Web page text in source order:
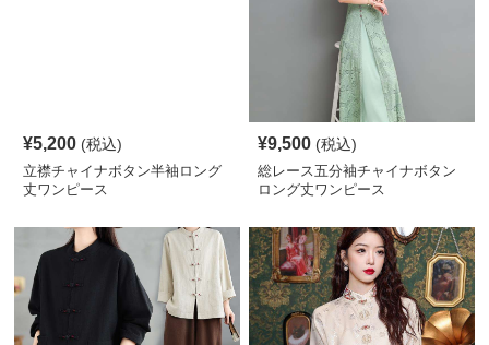
¥5,200 (税込)
立襟チャイナボタン半袖ロング
丈ワンピース
¥9,500 (税込)
総レース五分袖チャイナボタン
ロング丈ワンピース